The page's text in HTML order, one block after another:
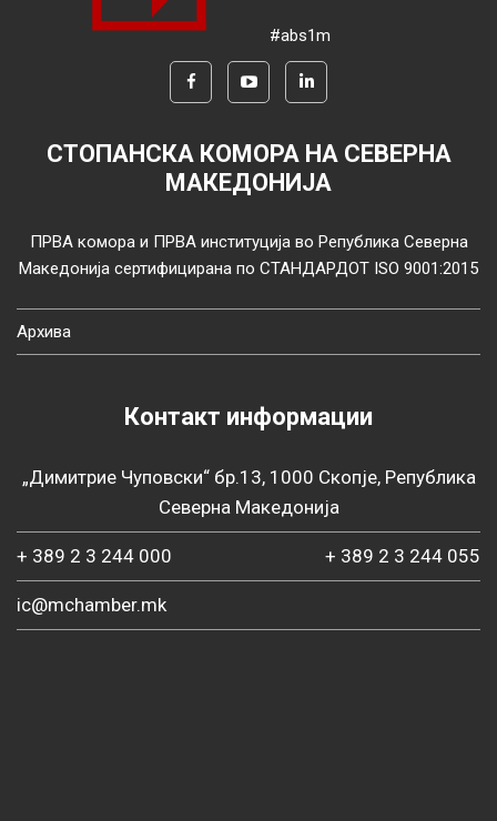
#abs1m
СТОПАНСКА КОМОРА НА СЕВЕРНА
МАКЕДОНИЈА
ПРВА комора и ПРВА институција во Република Северна
Македонија сертифицирана по СТАНДАРДОТ ISO 9001:2015
Архива
Контакт информации
„Димитрие Чуповски“ бр.13, 1000 Скопје, Република
Северна Македонија
+ 389 2 3 244 000 + 389 2 3 244 055
ic@mchamber.mk